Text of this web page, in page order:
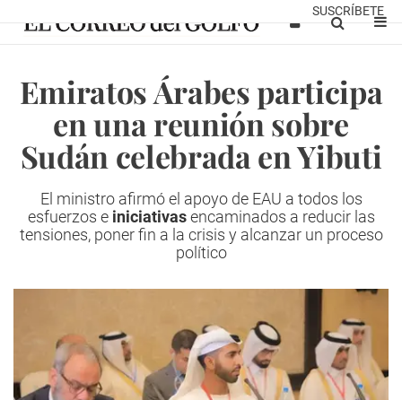
SUSCRÍBETE
Emiratos Árabes participa
en una reunión sobre
Sudán celebrada en Yibuti
El ministro afirmó el apoyo de EAU a todos los
esfuerzos einiciativasencaminados a reducir las
tensiones, poner fin a la crisis y alcanzar un proceso
político